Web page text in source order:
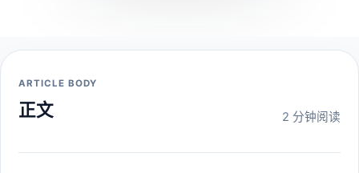
ARTICLE BODY
正文 2 分钟阅读